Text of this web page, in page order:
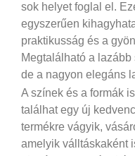
sok helyet foglal el.
egyszerűen
praktikusság és a
Megtalálható a
de a nagyon elegáns
A színek és a formák
találhat egy új
termékre vágyik,
amelyik válltáskaként